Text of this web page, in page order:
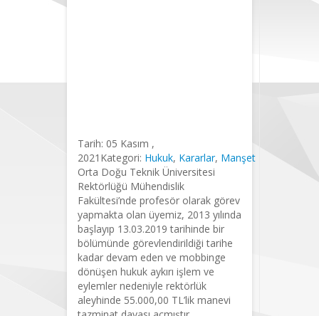
Tarih: 05 Kasım ,
2021 Kategori: Hukuk, Kararlar, Manşet
Orta Doğu Teknik Üniversitesi
Rektörlüğü Mühendislik
Fakültesi’nde profesör olarak görev
yapmakta olan üyemiz, 2013 yılında
başlayıp 13.03.2019 tarihinde bir
bölümünde görevlendirildiği tarihe
kadar devam eden ve mobbinge
dönüşen hukuk aykırı işlem ve
eylemler nedeniyle rektörlük
aleyhinde 55.000,00 TL’lik manevi